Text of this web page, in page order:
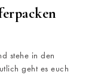
stehe in den
geht es euch